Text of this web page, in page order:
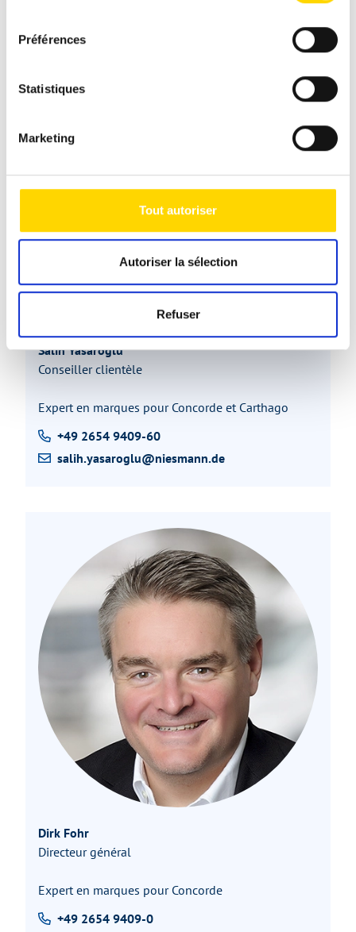
Préférences
Statistiques
Marketing
Tout autoriser
Autoriser la sélection
Refuser
sommes là pour vous aider !
Salih Yasaroglu
Conseiller clientèle
Expert en marques pour Concorde et Carthago
+49 2654 9409-60
salih.yasaroglu@niesmann.de
Dirk Fohr
Directeur général
Expert en marques pour Concorde
+49 2654 9409-0